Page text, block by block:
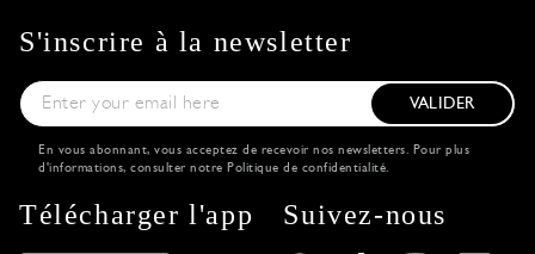
S'inscrire à la newsletter
VALIDER
En vous abonnant, vous acceptez de recevoir nos newsletters. Pour plus
d'informations, consulter notre Politique de confidentialité.
Télécharger l'app Suivez-nous